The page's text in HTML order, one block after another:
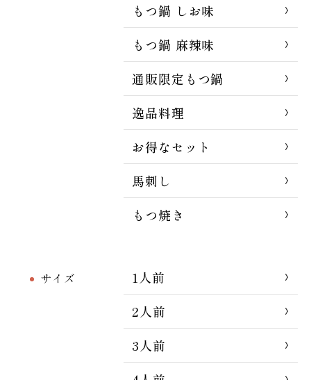
もつ鍋 しお味
もつ鍋 麻辣味
通販限定もつ鍋
逸品料理
お得なセット
馬刺し
もつ焼き
サイズ
1人前
2人前
3人前